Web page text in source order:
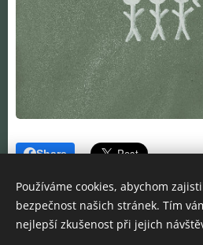
Share
Používáme cookies, abychom
bezpečnost našich stránek. Tím
nejlepší zkušenost při jejich